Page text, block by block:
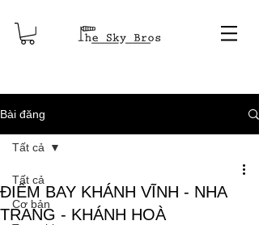
Bài đăng
Tất cả
Cơ bản
Tất cả
ĐIỂM BAY KHÁNH VĨNH - NHA
TRANG - KHÁNH HOÀ